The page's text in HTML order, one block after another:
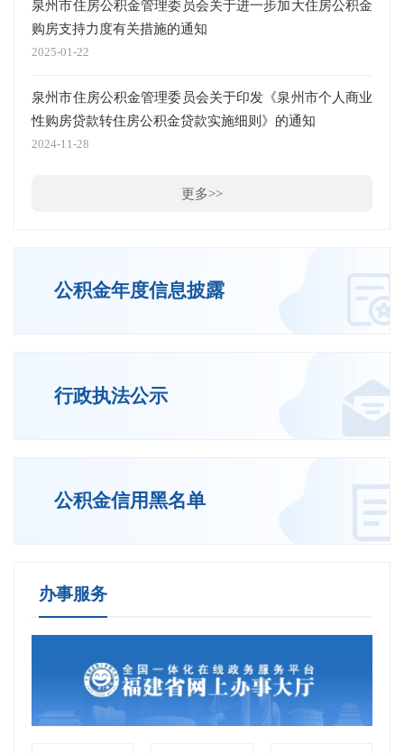
泉州市住房公积金管理委员会关于进一步加大住房公积金
购房支持力度有关措施的通知
2025-01-22
泉州市住房公积金管理委员会关于印发《泉州市个人商业
性购房贷款转住房公积金贷款实施细则》的通知
2024-11-28
更多>>
公积金年度信息披露
行政执法公示
公积金信用黑名单
办事服务